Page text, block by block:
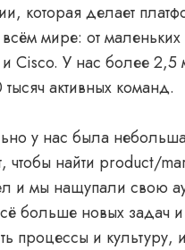
которая делает
мире: от маленьких
Cisco. У нас более
активных команд.
у нас была
чтобы найти product/
и мы нащупали свою
больше новых задач
процессы и культуру,